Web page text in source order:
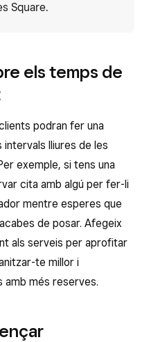
Square.
els temps de
podran fer una
lliures de les
exemple, si tens una
cita amb algú per fer-li
mentre esperes que
de posar. Afegeix
als serveis per aprofitar
te millor i
amb més reserves.